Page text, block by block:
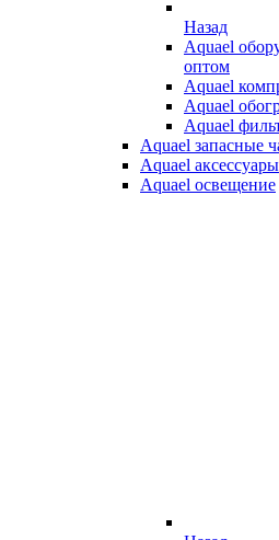
Назад
Aquael
оптом
Aquael
Aquael
Aquael
Aquael запасные
Aquael аксессуары
Aquael освещение